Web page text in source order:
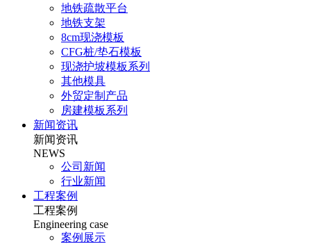
地铁疏散平台
地铁支架
8cm现浇模板
CFG桩/垫石模板
现浇护坡模板系列
其他模具
外贸定制产品
房建模板系列
新闻资讯
新闻资讯
NEWS
公司新闻
行业新闻
工程案例
工程案例
Engineering case
案例展示